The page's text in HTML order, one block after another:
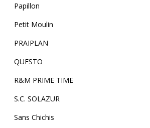
Papillon
Petit Moulin
PRAIPLAN
QUESTO
R&M PRIME TIME
S.C. SOLAZUR
Sans Chichis